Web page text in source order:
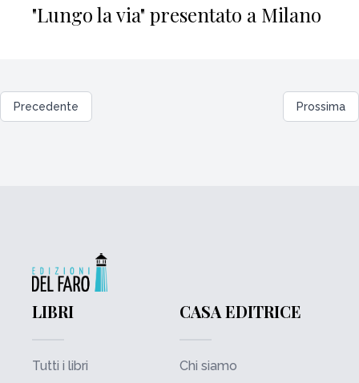
"Lungo la via" presentato a Milano
Precedente Prossima
LIBRI
Tutti i libri
CASA EDITRICE
Chi siamo